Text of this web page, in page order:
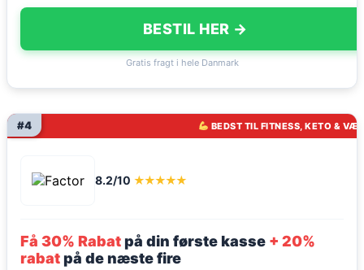
BESTIL HER →
Gratis fragt i hele Danmark
BEDST TIL FITNESS, KETO &
#4
8.2/10 ★★★★★
Få 30% Rabatpå din første kasse + 20%
rabatpå de næste fire